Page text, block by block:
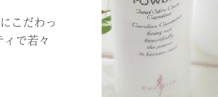
こだわっ
で若々